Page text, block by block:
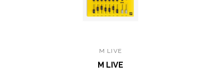
M LIVE
M LIVE